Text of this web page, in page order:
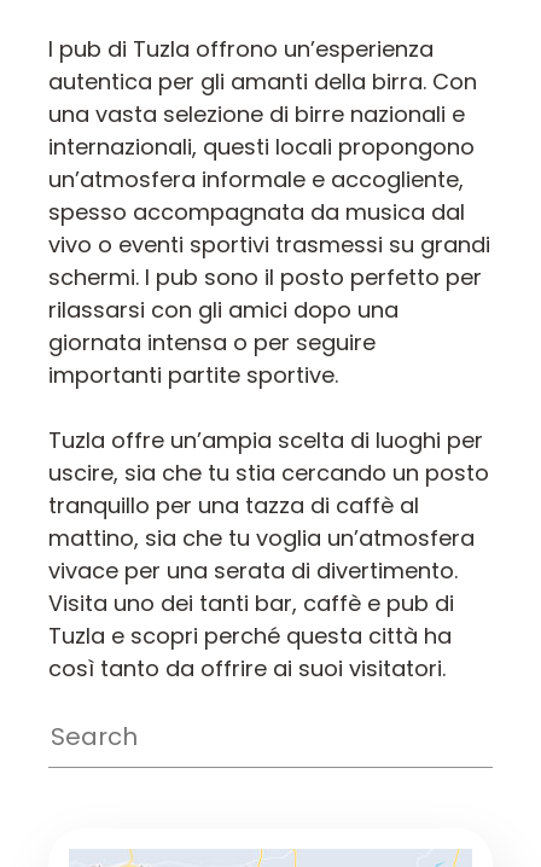
I pub di Tuzla offrono un’esperienza
autentica per gli amanti della birra. Con
una vasta selezione di birre nazionali e
internazionali, questi locali propongono
un’atmosfera informale e accogliente,
spesso accompagnata da musica dal
vivo o eventi sportivi trasmessi su grandi
schermi. I pub sono il posto perfetto per
rilassarsi con gli amici dopo una
giornata intensa o per seguire
importanti partite sportive.
Tuzla offre un’ampia scelta di luoghi per
uscire, sia che tu stia cercando un posto
tranquillo per una tazza di caffè al
mattino, sia che tu voglia un’atmosfera
vivace per una serata di divertimento.
Visita uno dei tanti bar, caffè e pub di
Tuzla e scopri perché questa città ha
così tanto da offrire ai suoi visitatori.